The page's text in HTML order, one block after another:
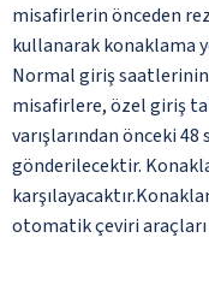
misafirlerin önceden
kullanarak konaklama
Normal giriş saatlerinin
misafirlere, özel giriş
varışlarından önceki
gönderilecektir.
otomatik çeviri